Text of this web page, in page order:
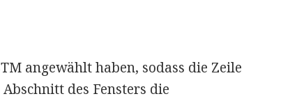
angewählt haben, sodass die Zeile
des Fensters die